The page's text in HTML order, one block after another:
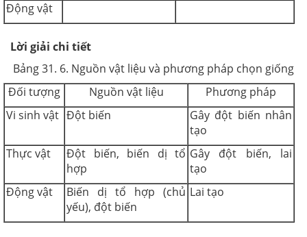
Động vật
Lời giải chi tiết
Bảng 31. 6. Nguồn vật liệu và phương pháp chọn giống
Đối tượng
Nguồn vật liệu
Phương pháp
Vi sinh vật Đột biến
Gây đột biến nhân
tạo
Thực vật
Đột biến, biến dị tổ
hợp
Gây đột biến, lai
tạo
Động vật
Biến dị tổ hợp (chủ
yếu), đột biến
Lai tạo